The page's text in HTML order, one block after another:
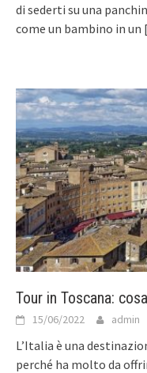
di sederti su una
come un bambino in un
Tour in Toscana:
15/06/2022 admin
L’Italia è una
perché ha molto da